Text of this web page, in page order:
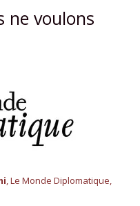
ne voulons
, Le Monde Diplomatique,